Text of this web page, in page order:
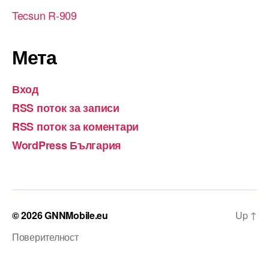
Tecsun R-909
Мета
Вход
RSS поток за записи
RSS поток за коментари
WordPress България
© 2026GNNMobile.eu
Поверителност
Up ↑